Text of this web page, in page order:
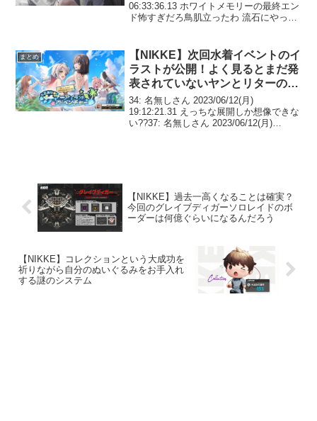
06:33:36.13 ホワイトメモリーの最終エン
ド怖すぎだろ鳥肌立ったわ 流石にやった
まとめ
【NIKKE】次回水着イベントのイ
ラストが公開！よく見るとまだ発
表されていないヤンとリターの姿
も……？
34: 名無しさん 2023/06/12(月)
19:12:21.31 えっちな展開しか想像できな
い??37: 名無しさん 2023/06/12(月)
【NIKKE】過去一高くなることは確実？
今回のグレイブディガーソロレイドのボ
ーダーは何億ぐらいになるんだろう
【NIKKE】コレクションという大成功を
祈りながら自分のぬいぐるみをお手入れ
する謎のシステム